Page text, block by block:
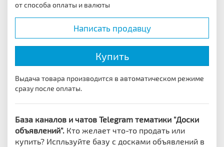
от способа оплаты и валюты
Написать продавцу
Купить
Выдача товара производится в автоматическом режиме
сразу после оплаты.
База каналов и чатов Telegram тематики "Доски
объявлений". Кто желает что-то продать или
купить? Испльзуйте базу с досками объявлений в